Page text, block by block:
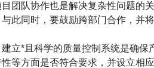
队协作也是解决复杂性问题的
此同时，要鼓励跨部门合作，并
*且科学的质量控制系统是确保
等方面是否符合要求，并设立相